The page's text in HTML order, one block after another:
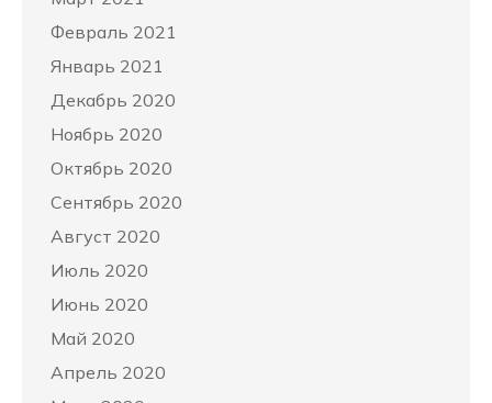
Февраль 2021
Январь 2021
Декабрь 2020
Ноябрь 2020
Октябрь 2020
Сентябрь 2020
Август 2020
Июль 2020
Июнь 2020
Май 2020
Апрель 2020